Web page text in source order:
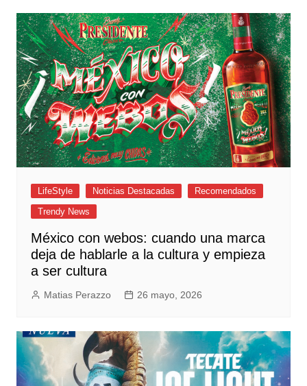
LifeStyle Noticias Destacadas
Recomendados
Trendy News
México con webos: cuando una marca
deja de hablarle a la cultura y empieza
a ser cultura
Matias Perazzo 26 mayo, 2026